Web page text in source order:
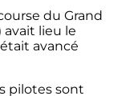
du Grand
avait lieu le
avancé
pilotes sont